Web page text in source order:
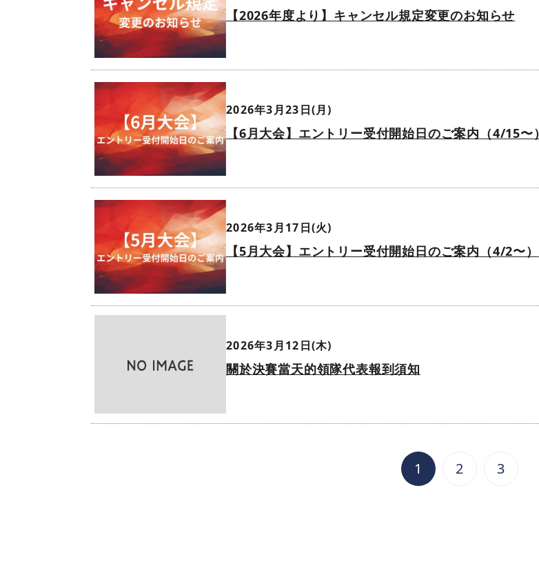
【2026年度より】キャンセル規定変更のお知らせ
2026年3月23日(月)
【6月大会】エントリー受付開始日のご案内（4/15〜）
2026年3月17日(火)
【5月大会】エントリー受付開始日のご案内（4/2〜）
2026年3月12日(木)
關於決賽當天的領隊代表報到須知
1 2 3